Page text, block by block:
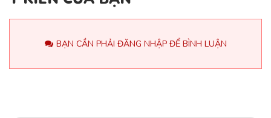
BẠN CẦN PHẢI ĐĂNG NHẬP ĐỂ BÌNH LUẬN